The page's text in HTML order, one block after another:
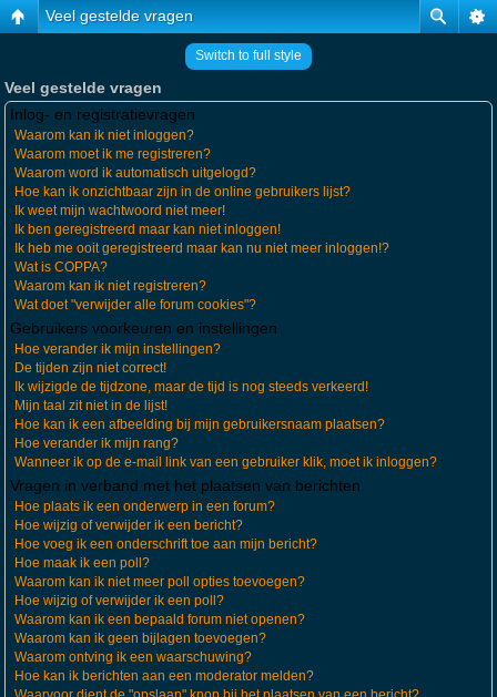
Veel gestelde vragen
Switch to full style
Veel gestelde vragen
Inlog- en registratievragen
Waarom kan ik niet inloggen?
Waarom moet ik me registreren?
Waarom word ik automatisch uitgelogd?
Hoe kan ik onzichtbaar zijn in de online gebruikers lijst?
Ik weet mijn wachtwoord niet meer!
Ik ben geregistreerd maar kan niet inloggen!
Ik heb me ooit geregistreerd maar kan nu niet meer inloggen!?
Wat is COPPA?
Waarom kan ik niet registreren?
Wat doet "verwijder alle forum cookies"?
Gebruikers voorkeuren en instellingen
Hoe verander ik mijn instellingen?
De tijden zijn niet correct!
Ik wijzigde de tijdzone, maar de tijd is nog steeds verkeerd!
Mijn taal zit niet in de lijst!
Hoe kan ik een afbeelding bij mijn gebruikersnaam plaatsen?
Hoe verander ik mijn rang?
Wanneer ik op de e-mail link van een gebruiker klik, moet ik inloggen?
Vragen in verband met het plaatsen van berichten
Hoe plaats ik een onderwerp in een forum?
Hoe wijzig of verwijder ik een bericht?
Hoe voeg ik een onderschrift toe aan mijn bericht?
Hoe maak ik een poll?
Waarom kan ik niet meer poll opties toevoegen?
Hoe wijzig of verwijder ik een poll?
Waarom kan ik een bepaald forum niet openen?
Waarom kan ik geen bijlagen toevoegen?
Waarom ontving ik een waarschuwing?
Hoe kan ik berichten aan een moderator melden?